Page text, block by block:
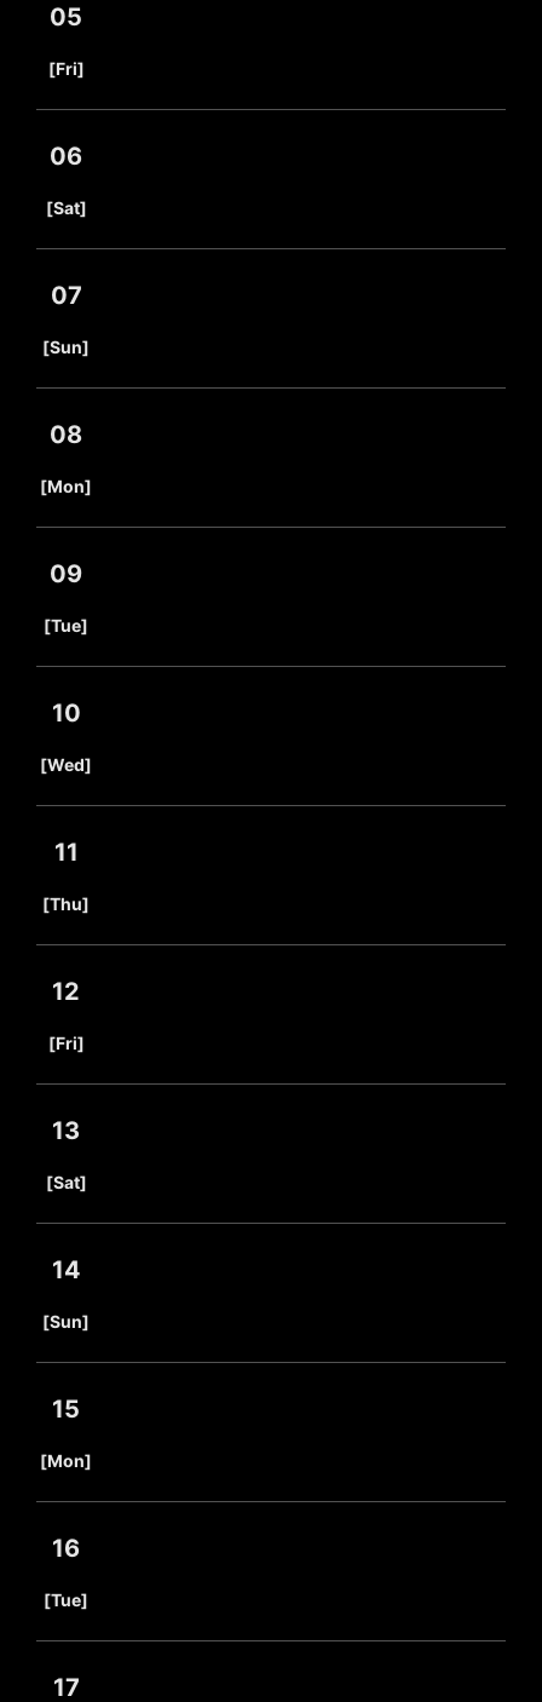
05
[Fri]
06
[Sat]
07
[Sun]
08
[Mon]
09
[Tue]
10
[Wed]
11
[Thu]
12
[Fri]
13
[Sat]
14
[Sun]
15
[Mon]
16
[Tue]
17